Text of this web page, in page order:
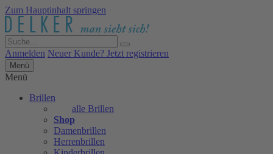
Zum Hauptinhalt springen
Anmelden Neuer Kunde? Jetzt registrieren
Menü
Menü
Brillen
alle Brillen
Shop
Damenbrillen
Herrenbrillen